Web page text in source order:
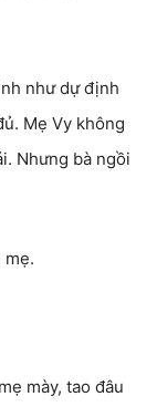
như dự định
Mẹ Vy không
Nhưng bà ngồi
mẹ.
mày, tao đâu